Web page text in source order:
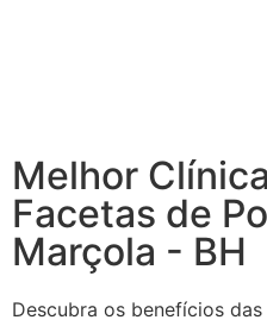
Melhor
Facetas de
Marçola - BH
Descubra os benefícios